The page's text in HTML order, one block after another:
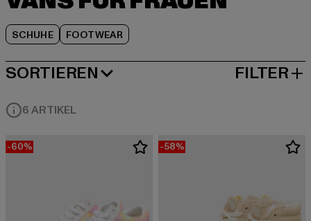
SCHUHE FOOTWEAR
SORTIEREN
BELIEBTESTE FILTER
6 ARTIKEL
-60% -58%